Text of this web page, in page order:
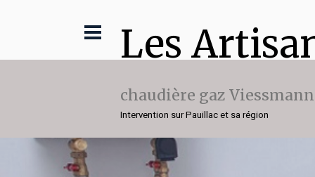
Les
chaudière gaz Viessmann
Intervention sur Pauillac et sa région